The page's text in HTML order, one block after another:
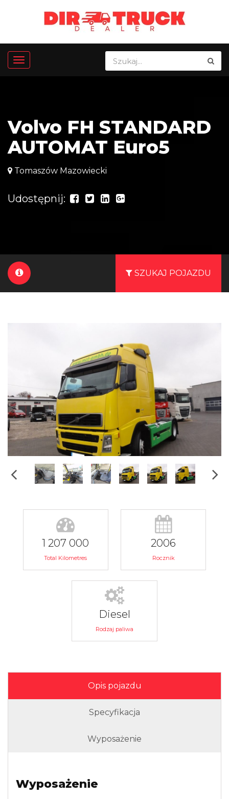
Volvo FH STANDARD
AUTOMAT Euro5
Tomaszów Mazowiecki
Udostępnij:
SZUKAJ POJAZDU
1 207 000
Total Kilometres
2006
Rocznik
Diesel
Rodzaj paliwa
Opis pojazdu
Specyfikacja
Wyposażenie
Wyposażenie